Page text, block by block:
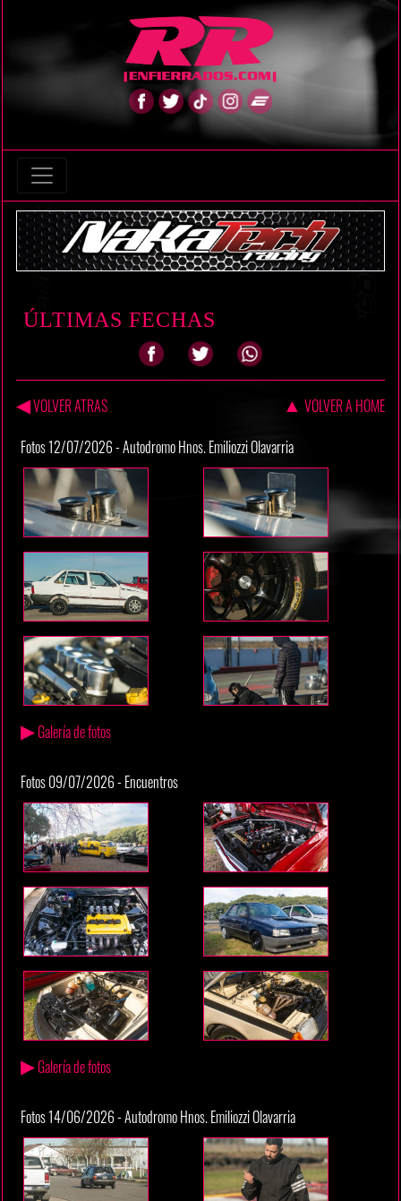
ÚLTIMAS FECHAS
◀VOLVER ATRAS ▲ VOLVER A HOME
Fotos 12/07/2026 - Autodromo Hnos. Emiliozzi Olavarria
▶Galería de fotos
Fotos 09/07/2026 - Encuentros
▶Galería de fotos
Fotos 14/06/2026 - Autodromo Hnos. Emiliozzi Olavarria